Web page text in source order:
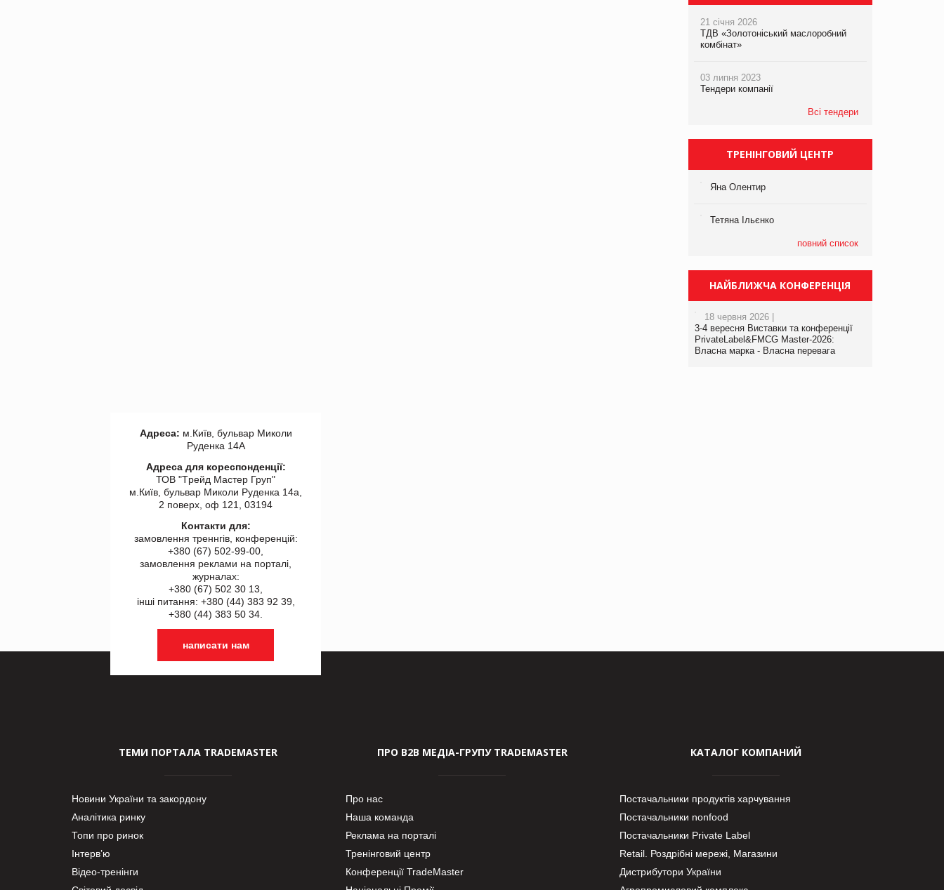
21 січня 2026
ТДВ «Золотоніський маслоробний
комбінат»
03 липня 2023
Тендери компанії
Всі тендери
ТРЕНІНГОВИЙ ЦЕНТР
Яна Олентир
Тетяна Ільєнко
повний список
НАЙБЛИЖЧА КОНФЕРЕНЦІЯ
18 червня 2026 |
3-4 вересня Виставки та конференції
PrivateLabel&FMCG Master-2026:
Власна марка - Власна перевага
Адреса: м.Київ, бульвар Миколи
Руденка 14А
Адреса для кореспонденції:
ТОВ "Tрейд Мастер Груп"
м.Київ, бульвар Миколи Руденка 14а,
2 поверх, оф 121, 03194
Контакти для:
замовлення треннгів, конференцій:
+380 (67) 502-99-00,
замовлення реклами на порталі,
журналах:
+380 (67) 502 30 13,
інші питання: +380 (44) 383 92 39,
+380 (44) 383 50 34.
написати нам
ТЕМИ ПОРТАЛА TRADEMASTER
Новини України та закордону
Аналітика ринку
Топи про ринок
Інтерв’ю
Відео-тренінги
ПРО В2В МЕДІА-ГРУПУ TRADEMASTER
Про нас
Наша команда
Реклама на порталі
Тренінговий центр
Конференції TradeMaster
КАТАЛОГ КОМПАНИЙ
Постачальники продуктів харчування
Постачальники nonfood
Постачальники Private Label
Retail. Роздрібні мережі, Магазини
Дистрибутори України